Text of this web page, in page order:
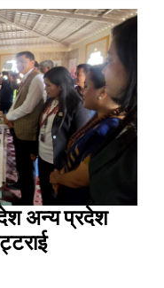
अन्य प्रदेश